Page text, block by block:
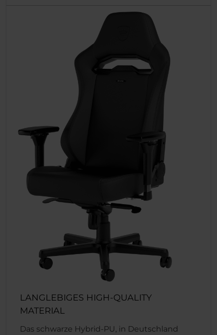
LANGLEBIGES HIGH-QUALITY
MATERIAL
Das schwarze Hybrid-PU, in Deutschland